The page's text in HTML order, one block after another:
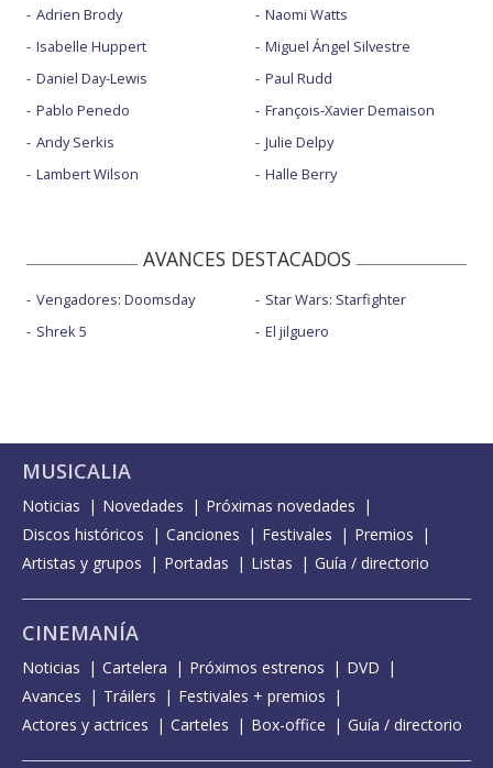
Adrien Brody
Isabelle Huppert
Daniel Day-Lewis
Pablo Penedo
Andy Serkis
Lambert Wilson
Naomi Watts
Miguel Ángel Silvestre
Paul Rudd
François-Xavier Demaison
Julie Delpy
Halle Berry
AVANCES DESTACADOS
Vengadores: Doomsday
Shrek 5
Star Wars: Starfighter
El jilguero
MUSICALIA
Noticias Novedades
Próximas novedades
Discos históricos
Canciones Festivales
Premios
Artistas y grupos
Portadas Listas Guía / directorio
CINEMANÍA
Noticias Cartelera Próximos estrenos
DVD
Avances
Tráilers
Festivales + premios
Actores y actrices
Carteles Box-office Guía / directorio